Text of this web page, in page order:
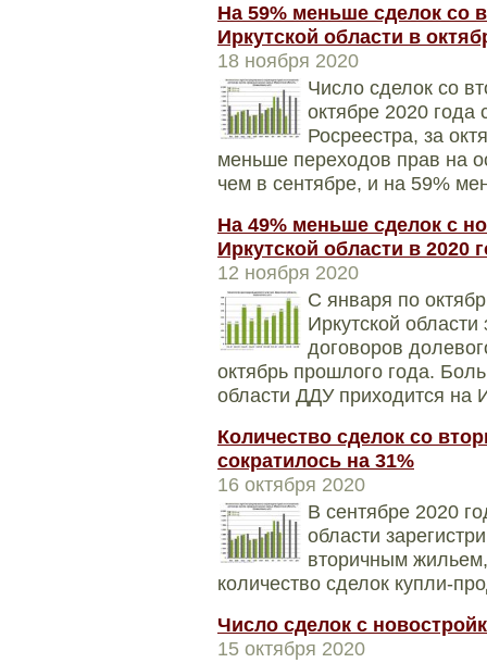
На 59% меньше сделок со
Иркутской области в
18 ноября 2020
Число сделок со
октябре 2020
Росреестра, за
меньше переходов прав на
чем в сентябре, и на 59%
На 49% меньше сделок с
Иркутской области в 2020
12 ноября 2020
С января по
Иркутской
договоров
октябрь прошлого года.
области ДДУ приходится на
Количество сделок со
сократилось на 31%
16 октября 2020
В сентябре 2020
области
вторичным
количество сделок купли-
Число сделок с
15 октября 2020